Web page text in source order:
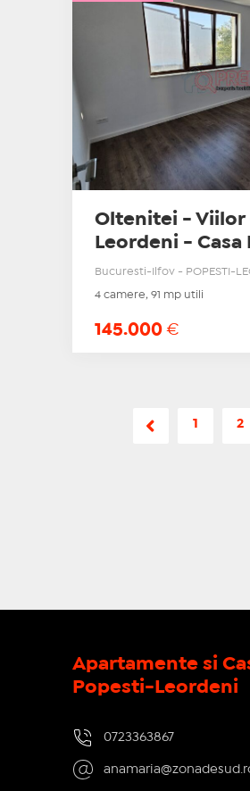
Oltenitei - Viilor
Leordeni - Casa
Bucuresti-Ilfov - POPESTI-
4 camere, 91 mp utili
145.000 €
1 2
Apartamente si
Popesti-Leordeni
0723363867